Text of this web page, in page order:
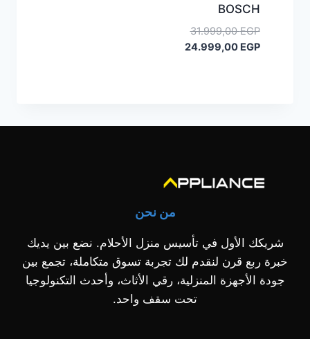
BOSCH
31.999,00EGP
السعر
الأصلي24.999,00 EGP
السعر
من نحن
شريكك الأول في تأسيس منزل الأحلام. نضع بين يديك
خبرة ربع قرن لنقدم لك تجربة تسوق متكاملة، تجمع بين
جودة الأجهزة المنزلية، رقي الأثاث، وأحدث التكنولوجيا
تحت سقف واحد.